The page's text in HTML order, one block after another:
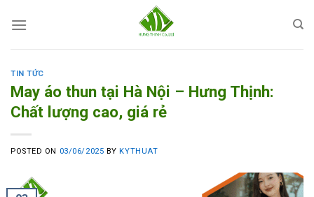
TIN TỨC
May áo thun tại Hà Nội – Hưng Thịnh:
Chất lượng cao, giá rẻ
POSTED ON 03/06/2025 BYKYTHUAT